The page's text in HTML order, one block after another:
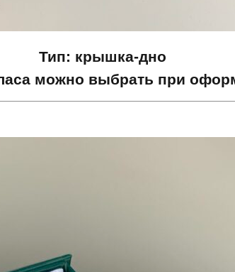
Тип: крышка-дно
можно выбрать при